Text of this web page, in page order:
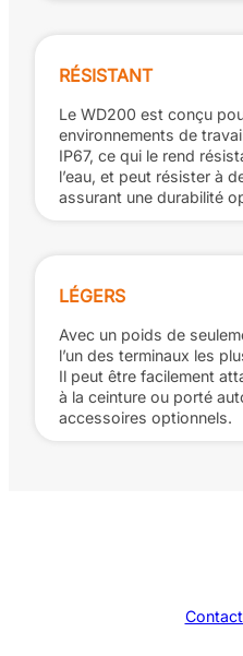
RÉSISTANT
Le WD200 est conçu
environnements de
IP67, ce qui le rend
l’eau, et peut résister à
assurant une durabilité
LÉGERS
Avec un poids de
l’un des terminaux les
Il peut être facilement
à la ceinture ou porté
accessoires optionnels.